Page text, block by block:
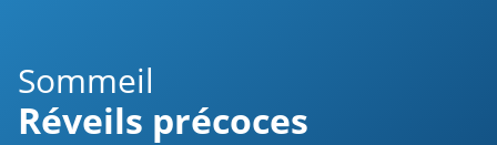
Sommeil
Réveils précoces